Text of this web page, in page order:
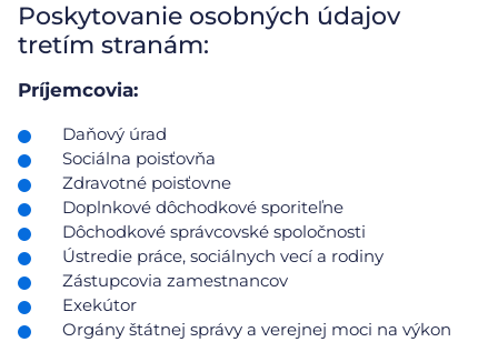
Poskytovanie osobných údajov
tretím stranám:
Príjemcovia:
Daňový úrad
Sociálna poisťovňa
Zdravotné poisťovne
Doplnkové dôchodkové sporiteľne
Dôchodkové správcovské spoločnosti
Ústredie práce, sociálnych vecí a rodiny
Zástupcovia zamestnancov
Exekútor
Orgány štátnej správy a verejnej moci na výkon